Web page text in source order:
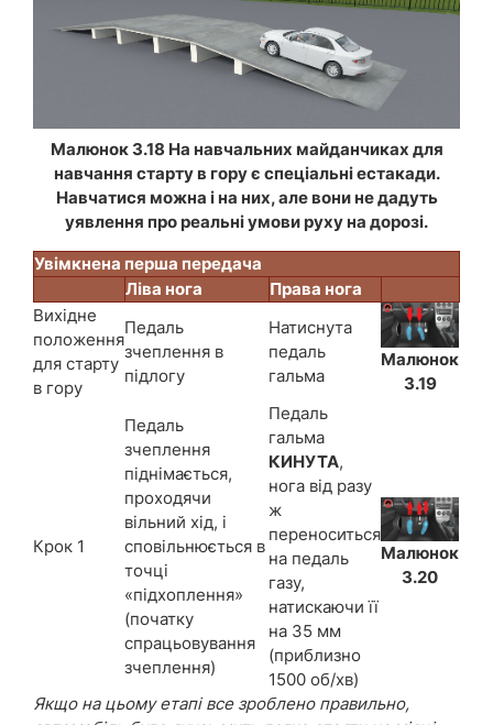
Малюнок 3.18 На навчальних майданчиках для
навчання старту в гору є спеціальні естакади.
Навчатися можна і на них, але вони не дадуть
уявлення про реальні умови руху на дорозі.
Увімкнена перша передача
Ліва нога
Права нога
Вихідне
положення
для старту
в гору
Педаль
зчеплення в
підлогу
Натиснута
педаль
гальма
Малюнок
3.19
Крок 1
Педаль
зчеплення
піднімається,
проходячи
вільний хід, і
сповільнюється в
точці
«підхоплення»
(початку
спрацьовування
зчеплення)
Педаль
гальма
КИНУТА,
нога від разу
ж
переноситься
на педаль
газу,
натискаючи її
на 35 мм
(приблизно
1500 об/хв)
Малюнок
3.20
Якщо на цьому етапі все зроблено правильно,